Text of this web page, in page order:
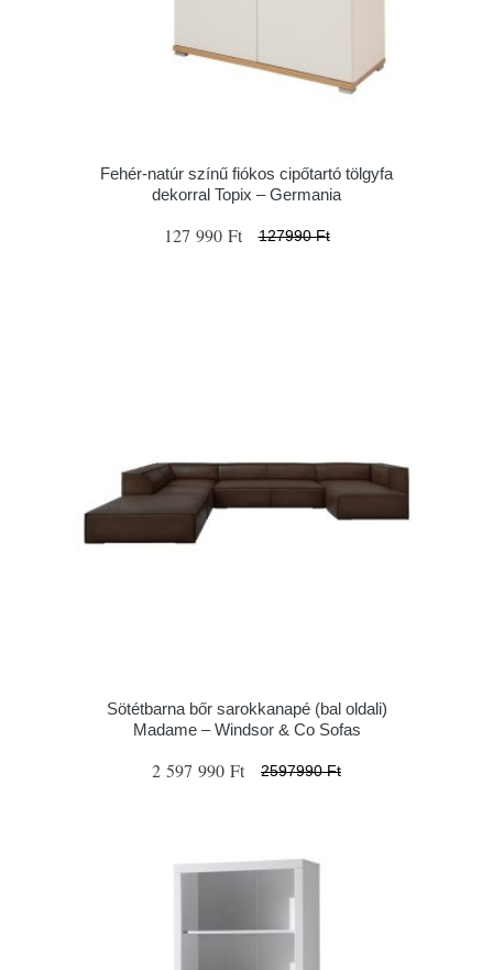
Fehér-natúr színű fiókos cipőtartó tölgyfa
dekorral Topix – Germania
127 990 Ft 127990 Ft
Sötétbarna bőr sarokkanapé (bal oldali)
Madame – Windsor & Co Sofas
2 597 990 Ft 2597990 Ft